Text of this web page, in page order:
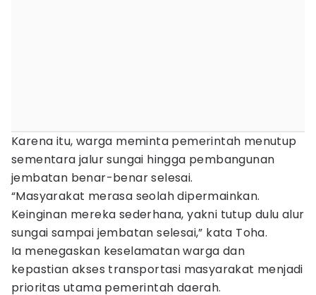
Karena itu, warga meminta pemerintah menutup
sementara jalur sungai hingga pembangunan
jembatan benar-benar selesai.
“Masyarakat merasa seolah dipermainkan.
Keinginan mereka sederhana, yakni tutup dulu alur
sungai sampai jembatan selesai,” kata Toha.
Ia menegaskan keselamatan warga dan
kepastian akses transportasi masyarakat menjadi
prioritas utama pemerintah daerah.